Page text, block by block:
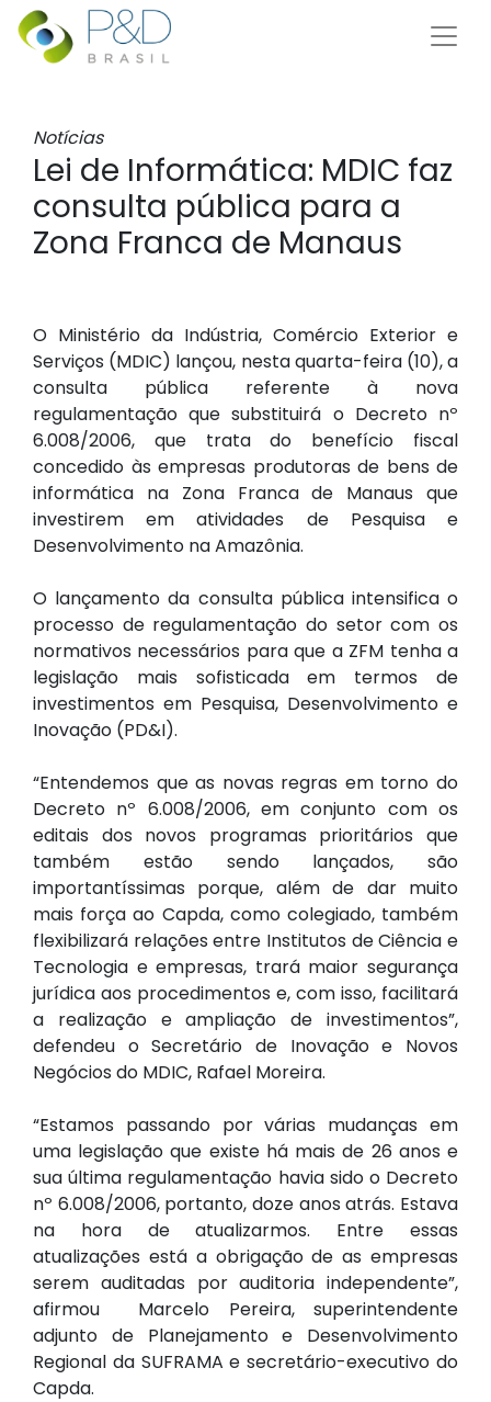
Notícias
Lei de Informática: MDIC faz
consulta pública para a
Zona Franca de Manaus
O Ministério da Indústria, Comércio Exterior e
Serviços (MDIC) lançou, nesta quarta-feira (10), a
consulta pública referente à nova
regulamentação que substituirá o Decreto nº
6.008/2006, que trata do benefício fiscal
concedido às empresas produtoras de bens de
informática na Zona Franca de Manaus que
investirem em atividades de Pesquisa e
Desenvolvimento na Amazônia.
O lançamento da consulta pública intensifica o
processo de regulamentação do setor com os
normativos necessários para que a ZFM tenha a
legislação mais sofisticada em termos de
investimentos em Pesquisa, Desenvolvimento e
Inovação (PD&I).
“Entendemos que as novas regras em torno do
Decreto nº 6.008/2006, em conjunto com os
editais dos novos programas prioritários que
também estão sendo lançados, são
importantíssimas porque, além de dar muito
mais força ao Capda, como colegiado, também
flexibilizará relações entre Institutos de Ciência e
Tecnologia e empresas, trará maior segurança
jurídica aos procedimentos e, com isso, facilitará
a realização e ampliação de investimentos”,
defendeu o Secretário de Inovação e Novos
Negócios do MDIC, Rafael Moreira.
“Estamos passando por várias mudanças em
uma legislação que existe há mais de 26 anos e
sua última regulamentação havia sido o Decreto
nº 6.008/2006, portanto, doze anos atrás. Estava
na hora de atualizarmos. Entre essas
atualizações está a obrigação de as empresas
serem auditadas por auditoria independente”,
afirmou Marcelo Pereira, superintendente
adjunto de Planejamento e Desenvolvimento
Regional da SUFRAMA e secretário-executivo do
Capda.